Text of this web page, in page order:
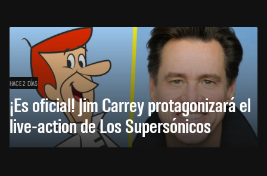
HACE 2 DÍAS
¡Es oficial! Jim Carrey protagonizará el
live-action de Los Supersónicos